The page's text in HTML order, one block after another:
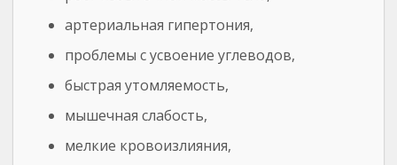
артериальная гипертония,
проблемы с усвоение углеводов,
быстрая утомляемость,
мышечная слабость,
мелкие кровоизлияния,